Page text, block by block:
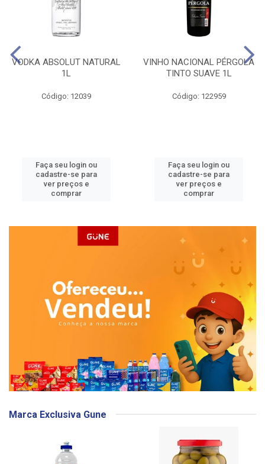
VODKA ABSOLUT NATURAL
1L
Código: 12039
Faça seu login ou
cadastre-se para
ver preços e
comprar
VINHO NACIONAL PÉRGOLA
TINTO SUAVE 1L
Código: 122959
Faça seu login ou
cadastre-se para
ver preços e
comprar
Marca Exclusiva Gune